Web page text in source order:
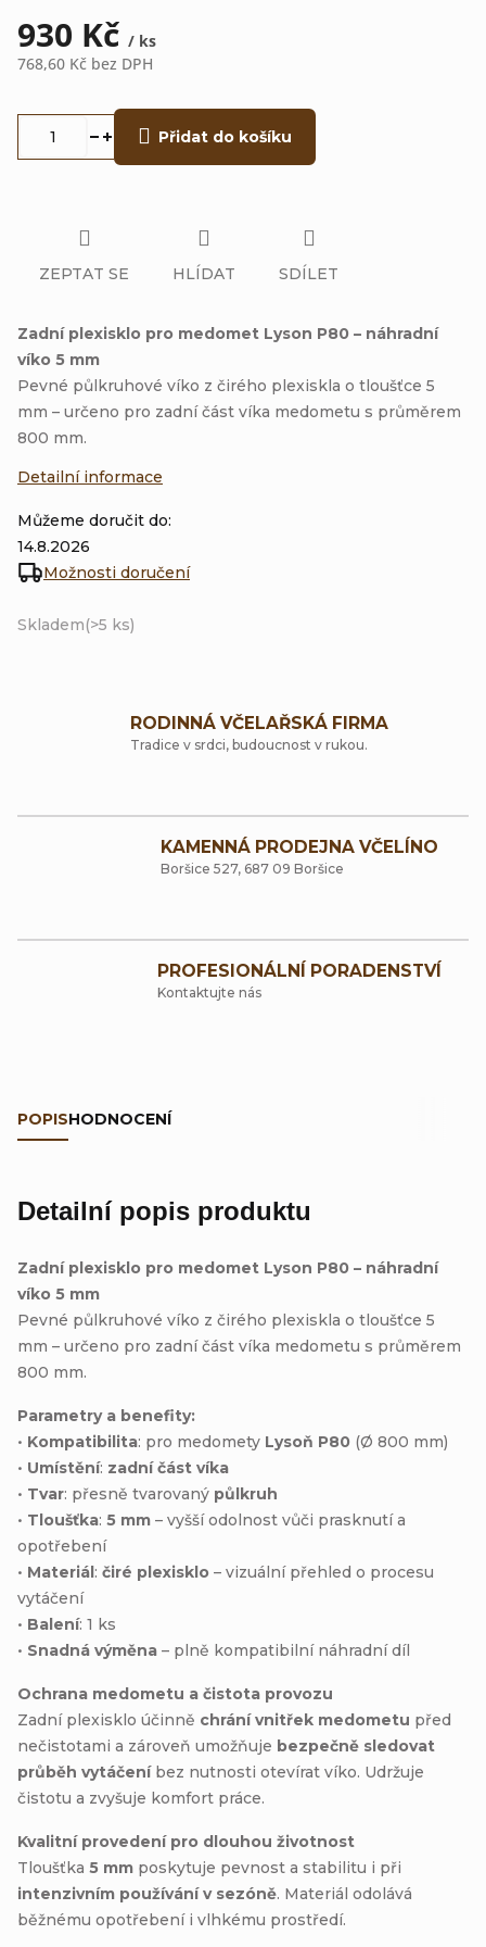
930 Kč / ks
768,60 Kč bez DPH
Skladem(>5 ks)
Můžeme doručit do:
14.8.2026
Možnosti doručení
Přidat do košíku
Zadní plexisklo pro medomet Lyson P80 – náhradní
víko 5 mm
Pevné půlkruhové víko z čirého plexiskla o tloušťce 5
mm – určeno pro zadní část víka medometu s průměrem
800 mm.
Detailní informace
ZEPTAT SE HLÍDAT SDÍLET
RODINNÁ VČELAŘSKÁ FIRMA
Tradice v srdci, budoucnost v rukou.
KAMENNÁ PRODEJNA VČELÍNO
Boršice 527, 687 09 Boršice
PROFESIONÁLNÍ PORADENSTVÍ
Kontaktujte nás
POPISHODNOCENÍ
Detailní popis produktu
Zadní plexisklo pro medomet Lyson P80 – náhradní
víko 5 mm
Pevné půlkruhové víko z čirého plexiskla o tloušťce 5
mm – určeno pro zadní část víka medometu s průměrem
800 mm.
Parametry a benefity:
• Kompatibilita: pro medomety Lysoň P80 (Ø 800 mm)
• Umístění: zadní část víka
• Tvar: přesně tvarovaný půlkruh
• Tloušťka: 5 mm – vyšší odolnost vůči prasknutí a
opotřebení
• Materiál: čiré plexisklo – vizuální přehled o procesu
vytáčení
• Balení: 1 ks
• Snadná výměna – plně kompatibilní náhradní díl
Ochrana medometu a čistota provozu
Zadní plexisklo účinně chrání vnitřek medometu před
nečistotami a zároveň umožňuje bezpečně sledovat
průběh vytáčeníbez nutnosti otevírat víko. Udržuje
čistotu a zvyšuje komfort práce.
Kvalitní provedení pro dlouhou životnost
Tloušťka 5 mm poskytuje pevnost a stabilitu i při
intenzivním používání v sezóně. Materiál odolává
běžnému opotřebení i vlhkému prostředí.